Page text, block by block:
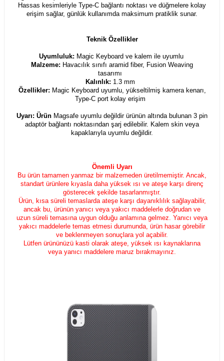
Hassas kesimleriyle Type-C bağlantı noktası ve düğmelere kolay
erişim sağlar, günlük kullanımda maksimum pratiklik sunar.
Teknik Özellikler
Uyumluluk: Magic Keyboard ve kalem ile uyumlu
Malzeme: Havacılık sınıfı aramid fiber, Fusion Weaving
tasarımı
Kalınlık: 1.3 mm
Özellikler: Magic Keyboard uyumlu, yükseltilmiş kamera kenarı,
Type-C port kolay erişim
Uyarı: Ürün Magsafe uyumlu değildir ürünün altında bulunan 3 pin
adaptör bağlantı noktasından şarj edilebilir. Kalem skin veya
kapaklarıyla uyumlu değildir.
Önemli Uyarı
Bu ürün tamamen yanmaz bir malzemeden üretilmemiştir. Ancak,
standart ürünlere kıyasla daha yüksek ısı ve ateşe karşı direnç
gösterecek şekilde tasarlanmıştır.
Ürün, kısa süreli temaslarda ateşe karşı dayanıklılık sağlayabilir,
ancak bu, ürünün yanıcı veya yakıcı maddelerle doğrudan ve
uzun süreli temasına uygun olduğu anlamına gelmez. Yanıcı veya
yakıcı maddelerle temas etmesi durumunda, ürün hasar görebilir
ve beklenmeyen sonuçlara yol açabilir.
Lütfen ürününüzü kasti olarak ateşe, yüksek ısı kaynaklarına
veya yanıcı maddelere maruz bırakmayınız.